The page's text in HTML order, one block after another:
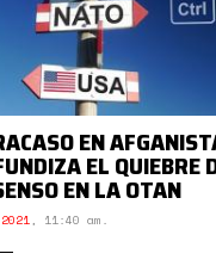
EN
EL QUIEBRE
EN LA OTAN
, 11:40 am.